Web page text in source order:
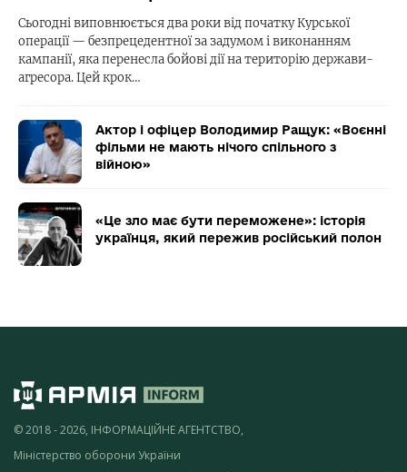
Сьогодні виповнюється два роки від початку Курської
операції — безпрецедентної за задумом і виконанням
кампанії, яка перенесла бойові дії на територію держави-
агресора. Цей крок…
Актор і офіцер Володимир Ращук: «Воєнні
фільми не мають нічого спільного з
війною»
«Це зло має бути переможене»: історія
українця, який пережив російський полон
© 2018 - 2026, ІНФОРМАЦІЙНЕ АГЕНТСТВО,
Міністерство оборони України